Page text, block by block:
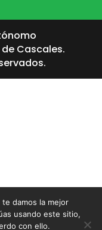
Cascales.
damos la mejor
usando este sitio,
con ello.